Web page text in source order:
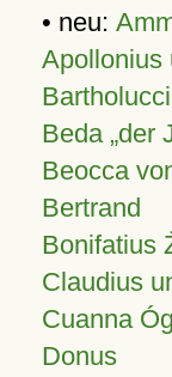
• neu:
Apollonius
Beda „der
Beocca
Bertrand
Bonifatius
Claudius
Cuanna
Donus